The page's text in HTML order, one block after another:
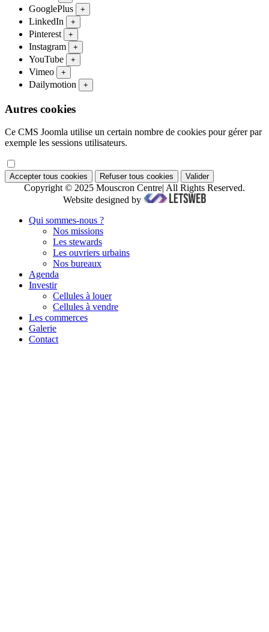
GooglePlus +
LinkedIn +
Pinterest +
Instagram +
YouTube +
Vimeo +
Dailymotion +
Autres cookies
Ce CMS Joomla utilise un certain nombre de cookies pour gérer par
exemple les sessions utilisateurs.
Accepter tous cookies Refuser tous cookies Valider
Copyright © 2025 Mouscron Centre| All Rights Reserved.
Website designed by
Qui sommes-nous ?
Nos missions
Les stewards
Les ouvriers urbains
Nos bureaux
Agenda
Investir
Cellules à louer
Cellules à vendre
Les commerces
Galerie
Contact